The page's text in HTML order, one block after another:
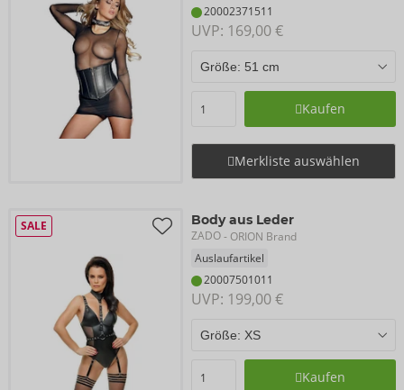
20002371511
UVP: 169,00 €
Kaufen
Merkliste auswählen
SALE Body aus Leder
ZADO- ORION Brand
Auslaufartikel
20007501011
UVP: 199,00 €
Kaufen